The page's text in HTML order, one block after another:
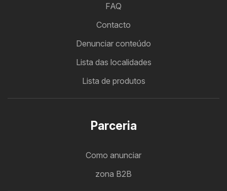
FAQ
Contacto
Denunciar conteúdo
Lista das localidades
Lista de produtos
Parceria
Como anunciar
zona B2B